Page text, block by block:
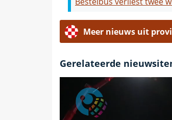
Meer nieuws uit
Gerelateerde